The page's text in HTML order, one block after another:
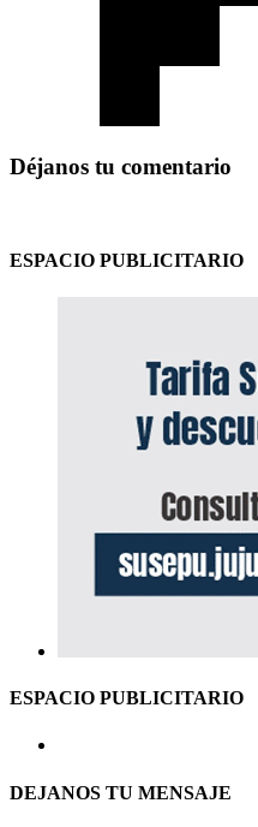
Déjanos tu comentario
ESPACIO PUBLICITARIO
ESPACIO PUBLICITARIO
DEJANOS TU MENSAJE